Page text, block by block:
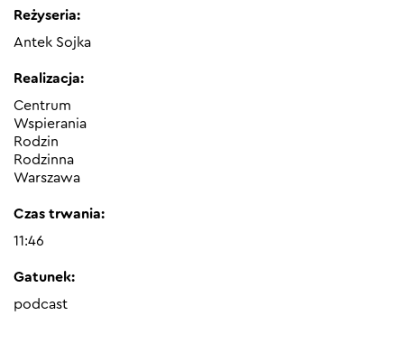
Reżyseria:
Antek Sojka
Realizacja:
Centrum
Wspierania
Rodzin
Rodzinna
Warszawa
Czas trwania:
11:46
Gatunek:
podcast